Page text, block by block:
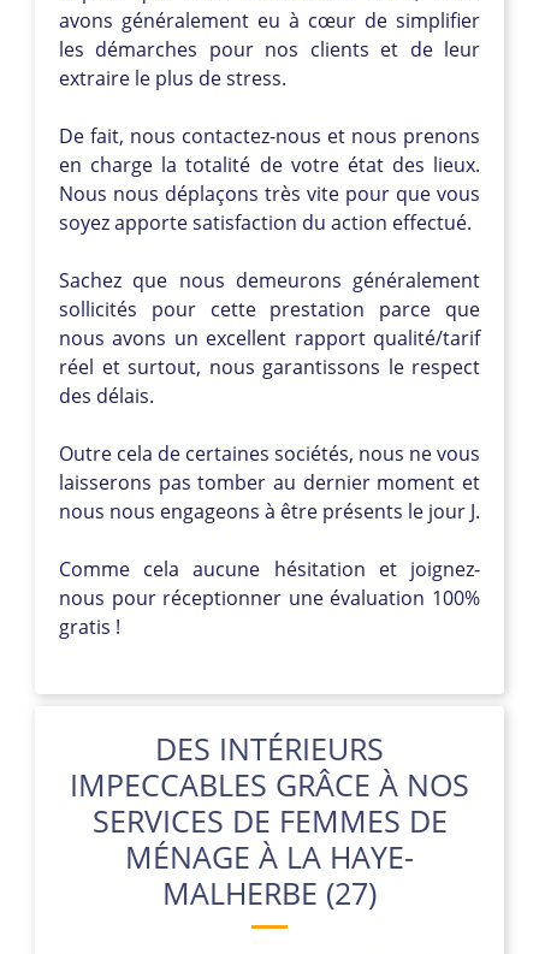
avons généralement eu à cœur de simplifier
les démarches pour nos clients et de leur
extraire le plus de stress.
De fait, nous contactez-nous et nous prenons
en charge la totalité de votre état des lieux.
Nous nous déplaçons très vite pour que vous
soyez apporte satisfaction du action effectué.
Sachez que nous demeurons généralement
sollicités pour cette prestation parce que
nous avons un excellent rapport qualité/tarif
réel et surtout, nous garantissons le respect
des délais.
Outre cela de certaines sociétés, nous ne vous
laisserons pas tomber au dernier moment et
nous nous engageons à être présents le jour J.
Comme cela aucune hésitation et joignez-
nous pour réceptionner une évaluation 100%
gratis !
DES INTÉRIEURS
IMPECCABLES GRÂCE À NOS
SERVICES DE FEMMES DE
MÉNAGE À LA HAYE-
MALHERBE (27)